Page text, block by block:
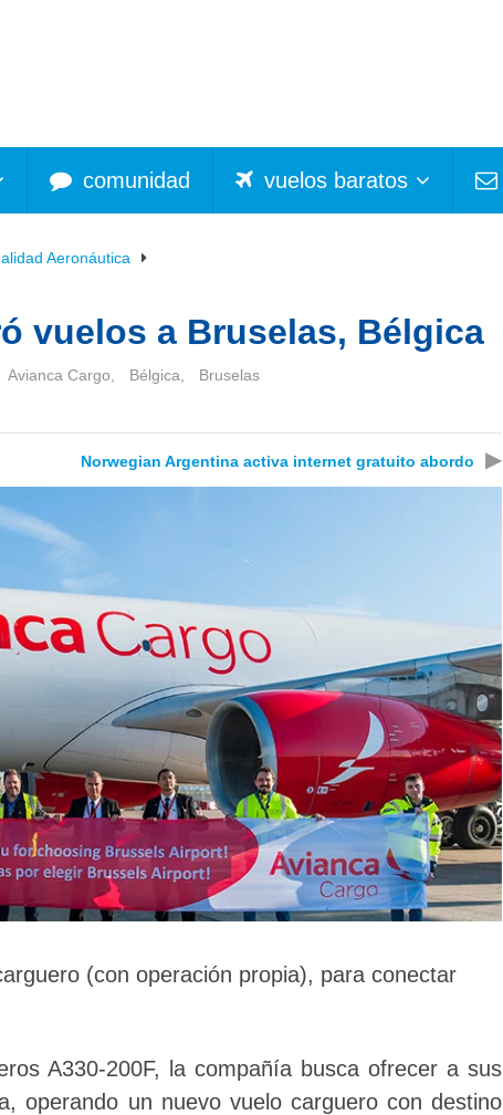
comunidad vuelos baratos
Aeronáutica
vuelos a Bruselas, Bélgica
Avianca Cargo Bélgica
Bruselas
Norwegian Argentina activa internet gratuito abordo ▶
(con operación propia), para conectar
A330-200F, la compañía busca ofrecer a sus
operando un nuevo vuelo carguero con destino